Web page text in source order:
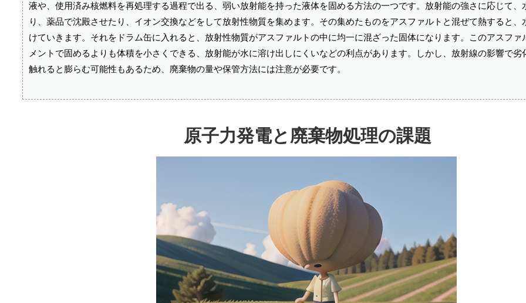
液や、使用済み核燃料を再処理する過程で出る、弱い放射能を持った液体を固める方法の一つです。放射能の強さに応じて、
り、薬品で沈殿させたり、イオン交換などをして放射性物質を集めます。その集めたものをアスファルトと混ぜて熱すると、
けていきます。それをドラム缶に入れると、放射性物質がアスファルトの中に均一に混ざった固体になります。このアスファ
メントで固めるよりも体積を小さくできる、放射能が水に溶け出しにくいなどの利点があります。しかし、放射線の影響で劣
触れると膨らむ可能性もあるため、廃棄物の量や保管方法には注意が必要です。
原子力発電と廃棄物処理の課題